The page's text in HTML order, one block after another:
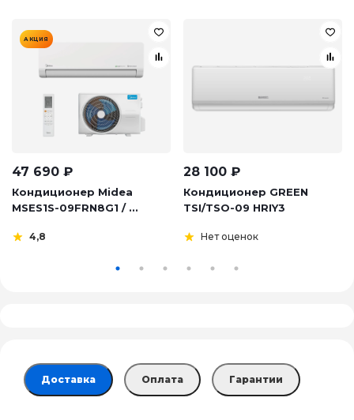
АКЦИЯ
47 690 ₽
Кондиционер Midea
MSES1S-09FRN8G1 / ...
4,8
28 100 ₽
Кондиционер GREEN
TSI/TSO-09 HRIY3
Нет оценок
Доставка Оплата Гарантии